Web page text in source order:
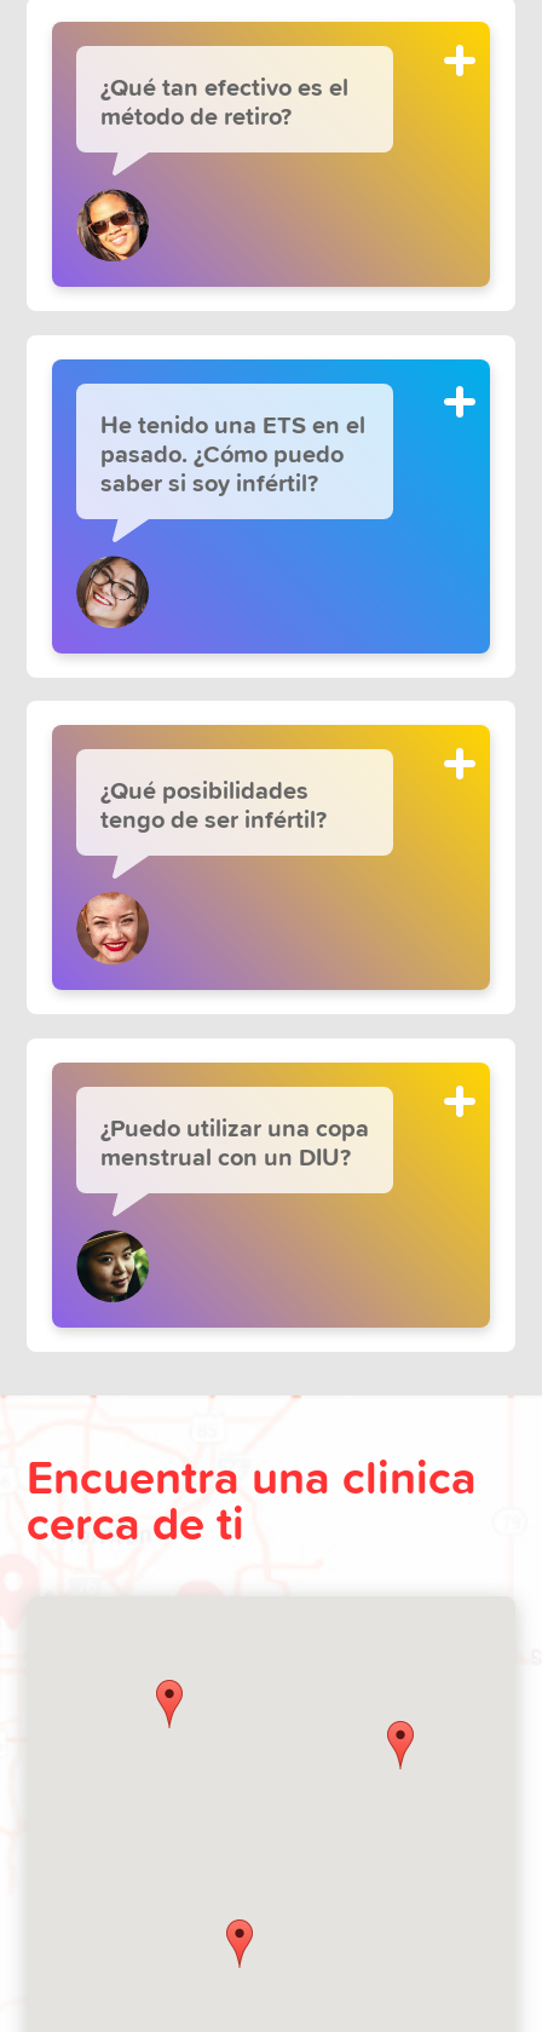
¿Qué tan efectivo es el
método de retiro?
He tenido una ETS en el
pasado. ¿Cómo puedo
saber si soy infértil?
¿Qué posibilidades
tengo de ser infértil?
¿Puedo utilizar una copa
menstrual con un DIU?
Encuentra una clinica
cerca de ti